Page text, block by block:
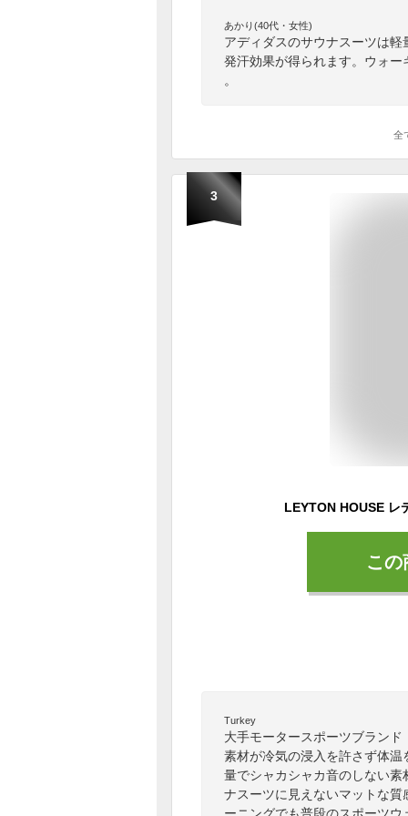
あかり(40代・女性)
アディダスのサウナスーツは
発汗効果が得られます。ウォ
。
全
3
LEYTON HOUSE
こ
Turkey
大手モータースポーツブラン
素材が冷気の浸入を許さず体
量でシャカシャカ音のしない
ナスーツに見えないマットな